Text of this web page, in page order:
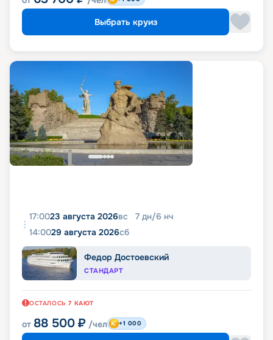
Выбрать круиз
17:0023 августа 2026вс 7 дн/6 нч
14:0029 августа 2026сб
Федор Достоевский
СТАНДАРТ
ОСТАЛОСЬ 7 КАЮТ
от 88 500 ₽ /чел +1 000